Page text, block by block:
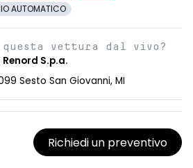
AUTOMATICO
questa vettura dal vivo?
Renord S.p.a.
Sesto San Giovanni, MI
Richiedi un preventivo